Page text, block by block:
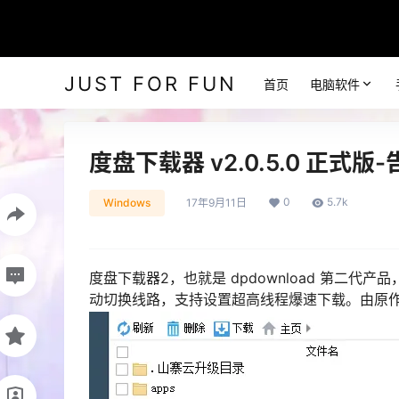
JUST FOR FUN 首页 电脑软件
度盘下载器 v2.0.5.0 正式版-
Windows 17年9月11日 0 5.7k
度盘下载器2，也就是 dpdownload 第二代产品
动切换线路，支持设置超高线程爆速下载。由原